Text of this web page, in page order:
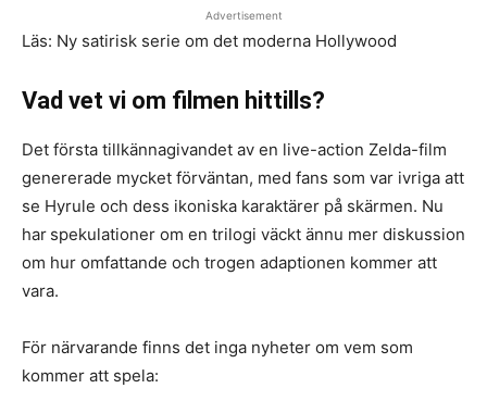
Advertisement
Läs: Ny satirisk serie om det moderna Hollywood
Vad vet vi om filmen hittills?
Det första tillkännagivandet av en live-action Zelda-film
genererade mycket förväntan, med fans som var ivriga att
se Hyrule och dess ikoniska karaktärer på skärmen. Nu
har spekulationer om en trilogi väckt ännu mer diskussion
om hur omfattande och trogen adaptionen kommer att
vara.
För närvarande finns det inga nyheter om vem som
kommer att spela: